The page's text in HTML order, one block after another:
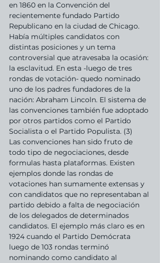
en 1860 en la Convención del
recientemente fundado Partido
Republicano en la ciudad de Chicago.
Había múltiples candidatos con
distintas posiciones y un tema
controversial que atravesaba la ocasión:
la esclavitud. En esta -luego de tres
rondas de votación- quedo nominado
uno de los padres fundadores de la
nación: Abraham Lincoln. El sistema de
las convenciones también fue adoptado
por otros partidos como el Partido
Socialista o el Partido Populista. (3)
Las convenciones han sido fruto de
todo tipo de negociaciones, desde
formulas hasta plataformas. Existen
ejemplos donde las rondas de
votaciones han sumamente extensas y
con candidatos que no representaban al
partido debido a falta de negociación
de los delegados de determinados
candidatos. El ejemplo más claro es en
1924 cuando el Partido Demócrata
luego de 103 rondas terminó
nominando como candidato al